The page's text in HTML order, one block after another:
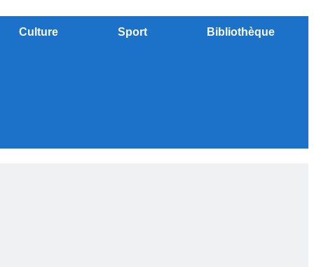
Culture Sport Bibliothèque